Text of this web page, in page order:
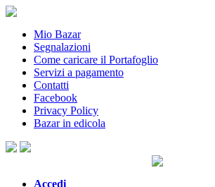
Mio Bazar
Segnalazioni
Come caricare il Portafoglio
Servizi a pagamento
Contatti
Facebook
Privacy Policy
Bazar in edicola
Accedi